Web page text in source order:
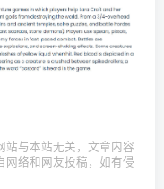
站与本站无关，文章内容
网络和网友投稿，如有侵